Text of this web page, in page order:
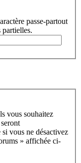
passe-partout
partielles.
vous souhaitez
vous ne désactivez
» affichée ci-